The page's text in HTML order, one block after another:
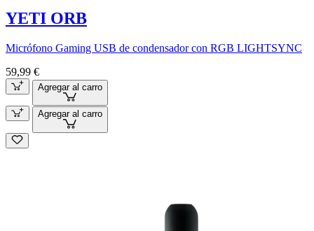
YETI ORB
Micrófono Gaming USB de condensador con RGB LIGHTSYNC
59,99 €
Agregar al carro
Agregar al carro